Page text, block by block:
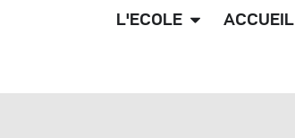
L'ECOLE ACCUEIL